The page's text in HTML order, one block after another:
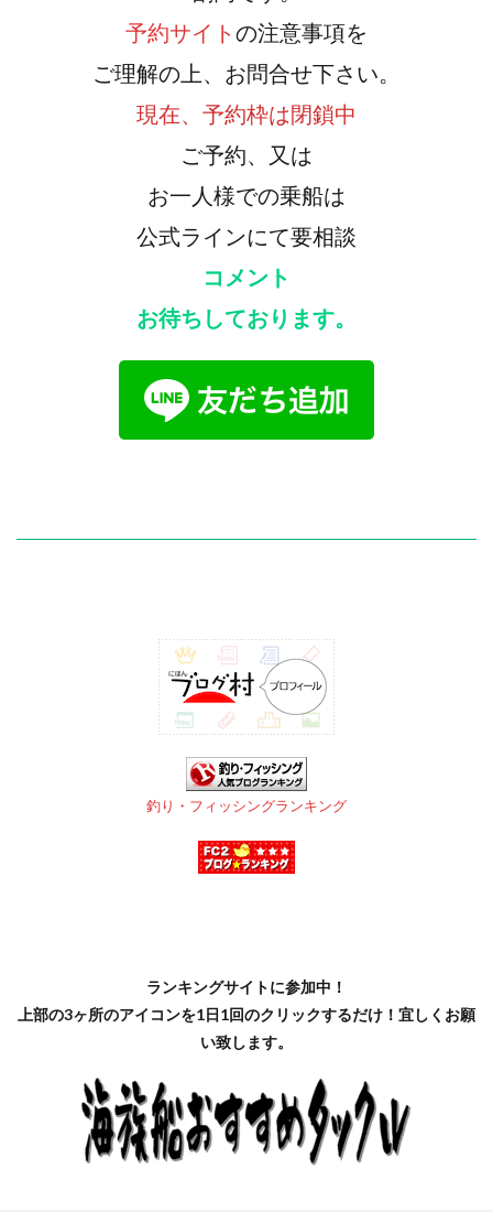
予約サイト の注意事項を
ご理解の上、お問合せ下さい。
現在、予約枠は閉鎖中
ご予約、又は
お一人様での乗船は
公式ラインにて要相談
コメント
お待ちしております。
釣り・フィッシングランキング
ランキングサイトに参加中！
上部の3ヶ所のアイコンを1日1回のクリックするだけ！宜しくお願
い致します。